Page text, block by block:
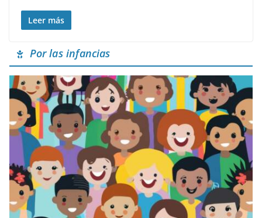
Leer más
Por las infancias